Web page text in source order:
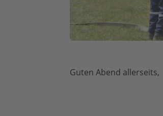
Guten Abend allerseits,